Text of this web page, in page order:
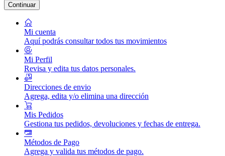
Continuar
Mi cuenta
Aquí podrás consultar todos tus movimientos
Mi Perfil
Revisa y edita tus datos personales.
Direcciones de envio
Agrega, edita y/o elimina una dirección
Mis Pedidos
Gestiona tus pedidos, devoluciones y fechas de entrega.
Métodos de Pago
Agrega y valida tus métodos de pago.